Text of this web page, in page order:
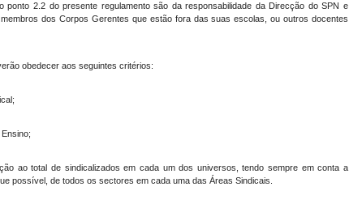
2.2 do presente regulamento são da responsabilidade da Direcção do SPN e
dos Corpos Gerentes que estão fora das suas escolas, ou outros docentes
obedecer aos seguintes critérios:
ao total de sindicalizados em cada um dos universos, tendo sempre em conta a
possível, de todos os sectores em cada uma das Áreas Sindicais.